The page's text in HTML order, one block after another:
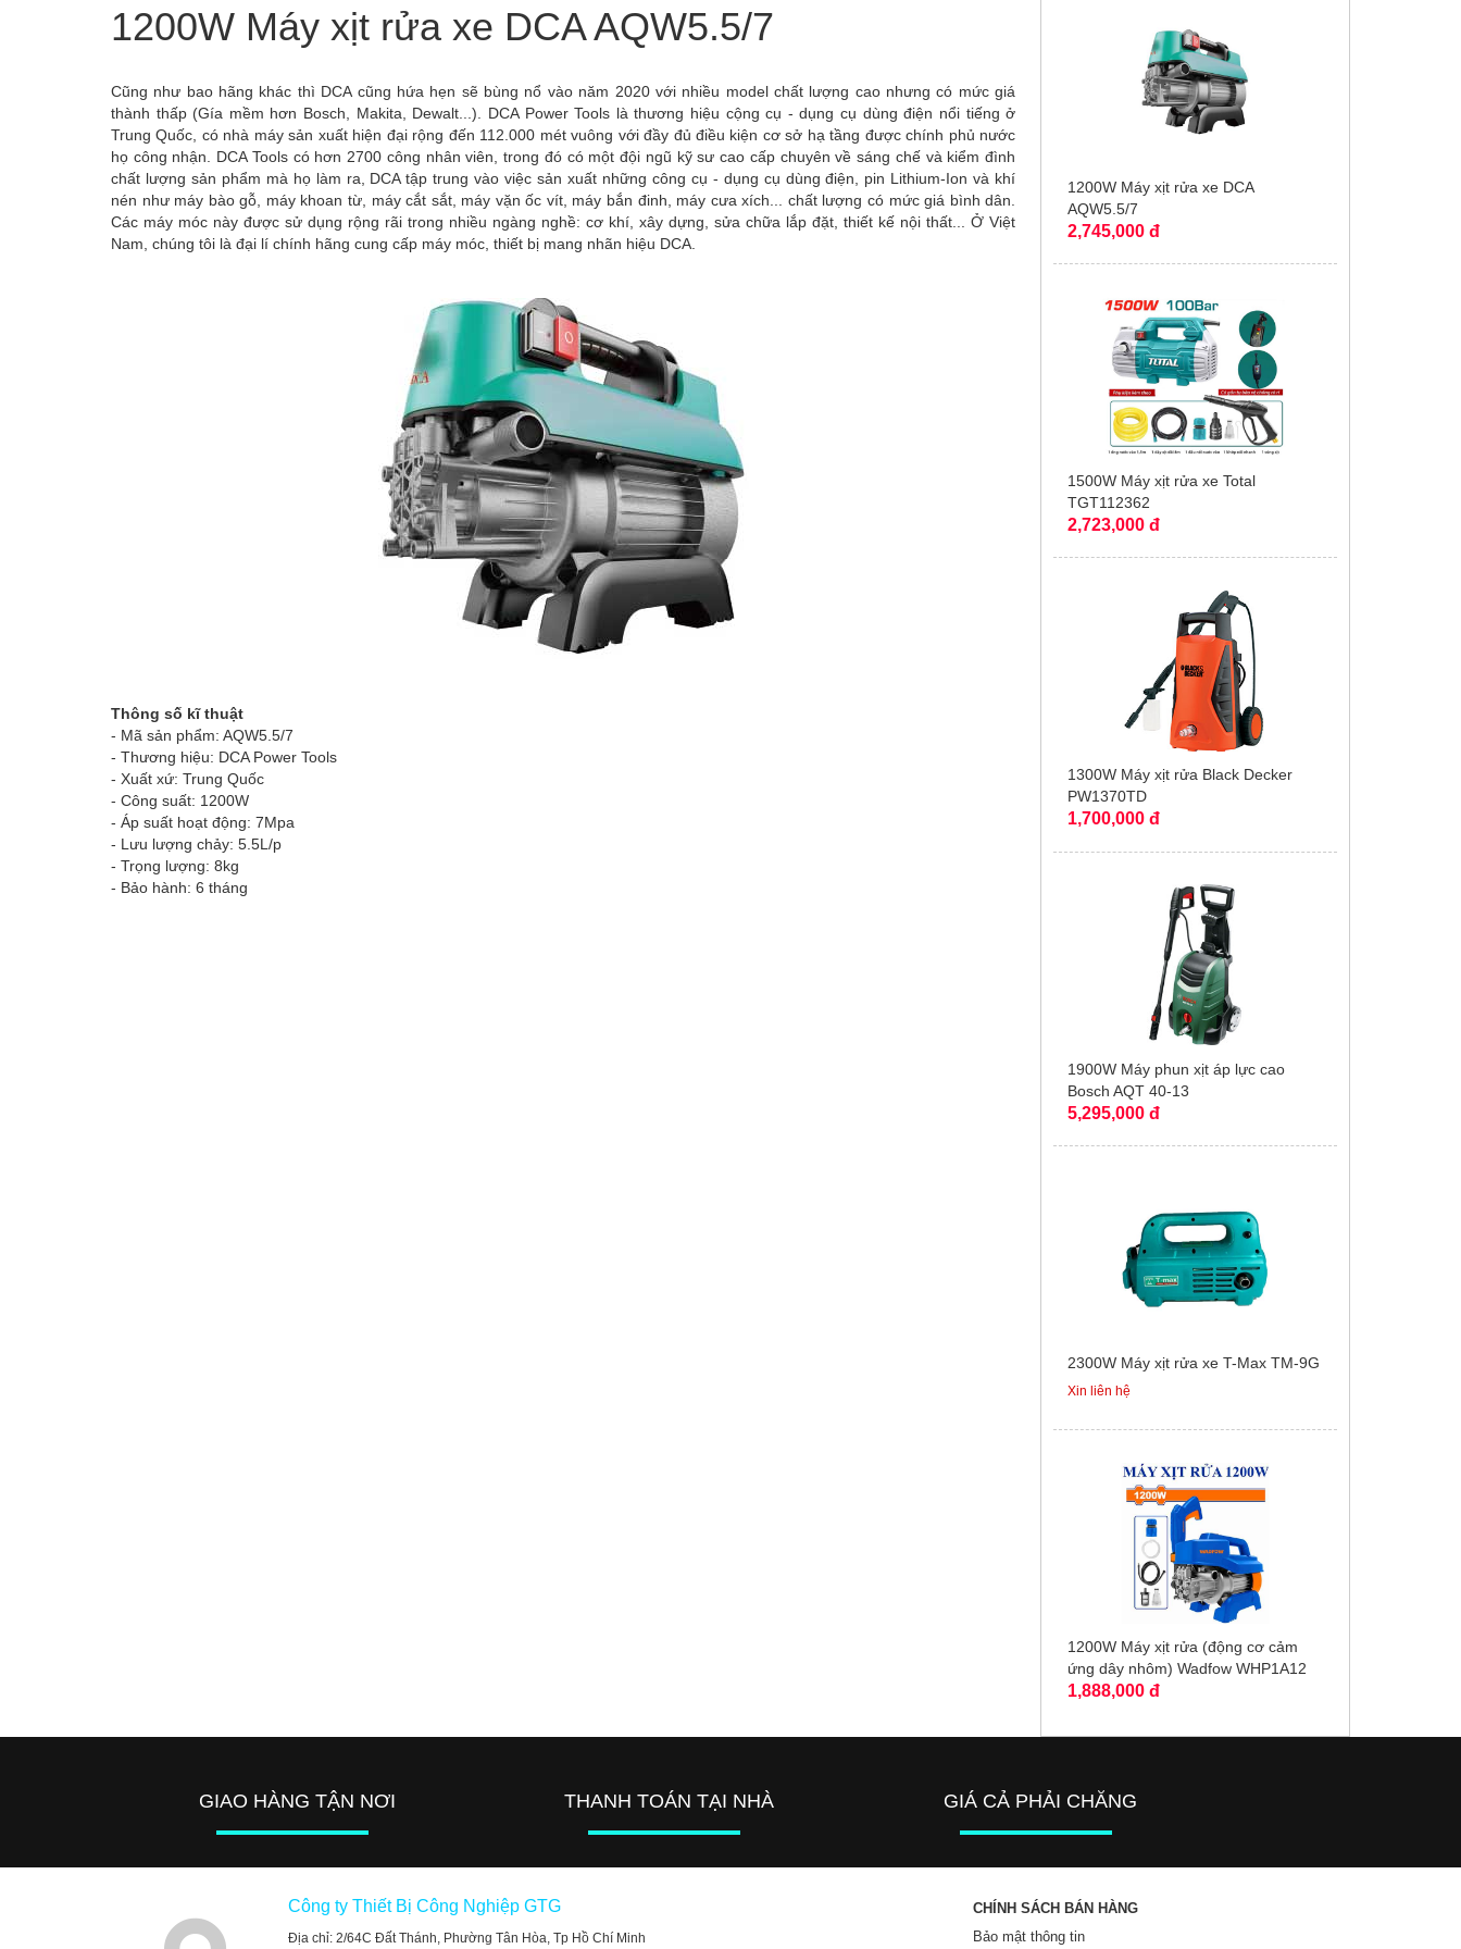
1200W Máy xịt rửa xe DCA AQW5.5/7
Cũng như bao hãng khác thì DCA cũng hứa hẹn sẽ bùng nổ vào năm 2020 với nhiều model chất lượng cao nhưng có mức giá
thành thấp (Gía mềm hơn Bosch, Makita, Dewalt...). DCA Power Tools là thương hiệu cộng cụ - dụng cụ dùng điện nổi tiếng ở
Trung Quốc, có nhà máy sản xuất hiện đại rộng đến 112.000 mét vuông với đầy đủ điều kiện cơ sở hạ tầng được chính phủ nước
họ công nhận. DCA Tools có hơn 2700 công nhân viên, trong đó có một đội ngũ kỹ sư cao cấp chuyên về sáng chế và kiểm đình
chất lượng sản phẩm mà họ làm ra, DCA tập trung vào việc sản xuất những công cụ - dụng cụ dùng điện, pin Lithium-Ion và khí
nén như máy bào gỗ, máy khoan từ, máy cắt sắt, máy vặn ốc vít, máy bắn đinh, máy cưa xích... chất lượng có mức giá bình dân.
Các máy móc này được sử dụng rộng rãi trong nhiều ngàng nghề: cơ khí, xây dựng, sửa chữa lắp đặt, thiết kế nội thất... Ở Việt
Nam, chúng tôi là đại lí chính hãng cung cấp máy móc, thiết bị mang nhãn hiệu DCA.
Thông số kĩ thuật
- Mã sản phẩm: AQW5.5/7
- Thương hiệu: DCA Power Tools
- Xuất xứ: Trung Quốc
- Công suất: 1200W
- Áp suất hoạt động: 7Mpa
- Lưu lượng chảy: 5.5L/p
- Trọng lượng: 8kg
- Bảo hành: 6 tháng
1200W Máy xịt rửa xe DCA
AQW5.5/7
2,745,000 đ
1500W Máy xịt rửa xe Total
TGT112362
2,723,000 đ
1300W Máy xịt rửa Black Decker
PW1370TD
1,700,000 đ
1900W Máy phun xịt áp lực cao
Bosch AQT 40-13
5,295,000 đ
2300W Máy xịt rửa xe T-Max TM-9G
Xin liên hệ
1200W Máy xịt rửa (động cơ cảm
ứng dây nhôm) Wadfow WHP1A12
1,888,000 đ
GIAO HÀNG TẬN NƠI THANH TOÁN TẠI NHÀ GIÁ CẢ PHẢI CHĂNG
Công ty Thiết Bị Công Nghiệp GTG
Địa chỉ: 2/64C Đất Thánh, Phường Tân Hòa, Tp Hồ Chí Minh
CHÍNH SÁCH BÁN HÀNG
Bảo mật thông tin